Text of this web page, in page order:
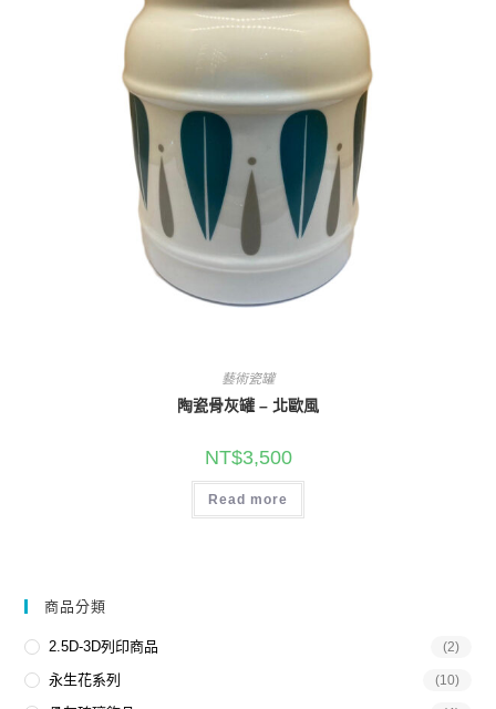
藝術瓷罐
陶瓷骨灰罐 – 北歐風
NT$3,500
Read more
商品分類
2.5D-3D列印商品 (2)
永生花系列 (10)